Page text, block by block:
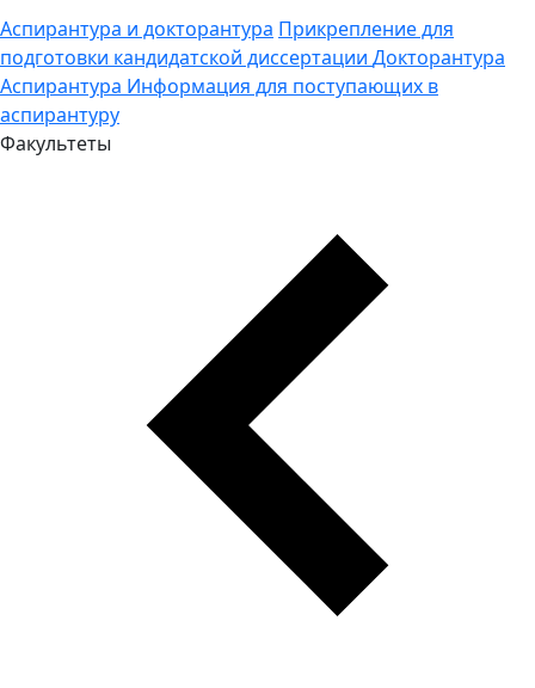
Аспирантура и докторантура Прикрепление для
подготовки кандидатской диссертации Докторантура
Аспирантура Информация для поступающих в
аспирантуру
Факультеты